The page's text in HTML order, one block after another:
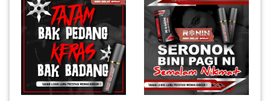
MAKANAN(25)
PERNIAGAAN(41)
KENDERAAN(6)